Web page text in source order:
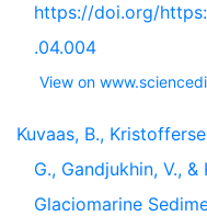
https://doi.org/
.04.004
View on
Kuvaas, B.,
G., Gandjukhin, V.,
Glaciomarine